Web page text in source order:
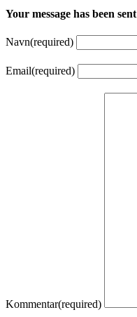
Your message has been sent
Navn(required)
Email(required)
Kommentar(required)